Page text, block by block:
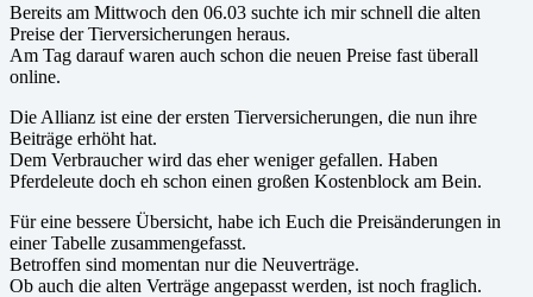
Bereits am Mittwoch den 06.03 suchte ich mir schnell die alten
Preise der Tierversicherungen heraus.
Am Tag darauf waren auch schon die neuen Preise fast überall
online.
Die Allianz ist eine der ersten Tierversicherungen, die nun ihre
Beiträge erhöht hat.
Dem Verbraucher wird das eher weniger gefallen. Haben
Pferdeleute doch eh schon einen großen Kostenblock am Bein.
Für eine bessere Übersicht, habe ich Euch die Preisänderungen in
einer Tabelle zusammengefasst.
Betroffen sind momentan nur die Neuverträge.
Ob auch die alten Verträge angepasst werden, ist noch fraglich.